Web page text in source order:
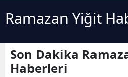
Ramazan Yiğit
Son Dakika
Haberleri